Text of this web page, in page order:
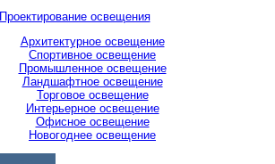
Проектирование освещения
Архитектурное освещение
Спортивное освещение
Промышленное освещение
Ландшафтное освещение
Торговое освещение
Интерьерное освещение
Офисное освещение
Новогоднее освещение